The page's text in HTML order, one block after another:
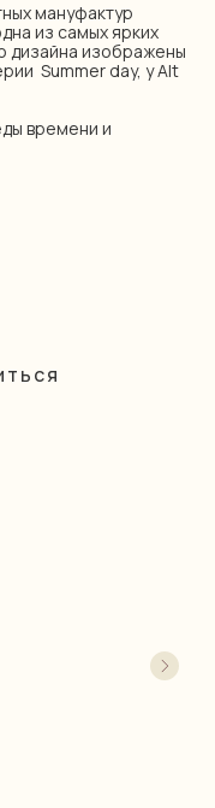
мануфактур
из самых ярких
дизайна изображены
Summer day, у Alt
времени и